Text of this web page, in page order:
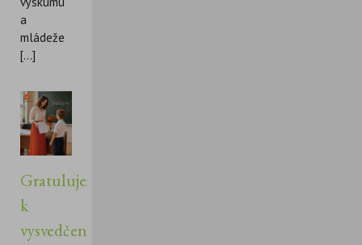
a
mládeže
[...]
Gratulujeme
k
vysvedčeniu!